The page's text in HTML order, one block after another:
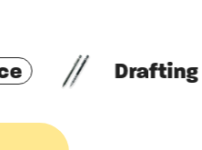
Drafting